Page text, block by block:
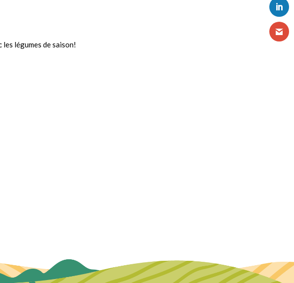
légumes de saison!